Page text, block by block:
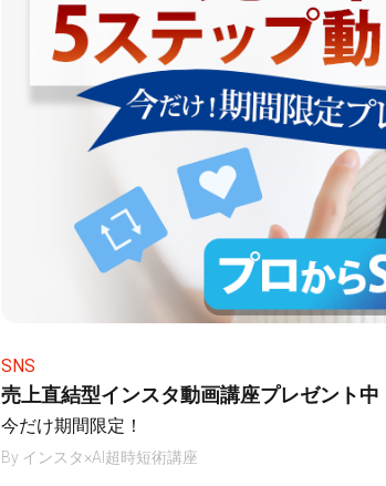
SNS
売上直結型インスタ動画講座プレゼント中
今だけ期間限定！
By インスタ×AI超時短術講座